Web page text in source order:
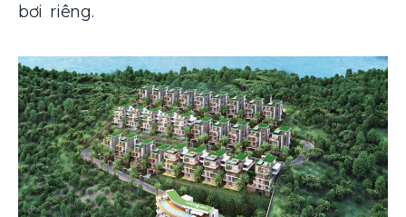
bơi riêng.